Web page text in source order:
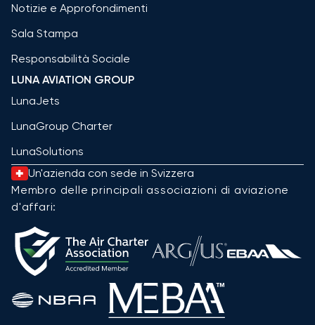
Notizie e Approfondimenti
Sala Stampa
Responsabilità Sociale
LUNA AVIATION GROUP
LunaJets
LunaGroup Charter
LunaSolutions
Un'azienda con sede in Svizzera
Membro delle principali associazioni di aviazione
d'affari: